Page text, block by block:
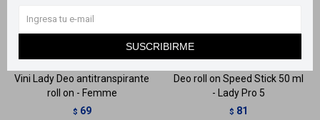
SUSCRIBIRME
LlegaHOY
Vini Lady Deo antitranspirante
roll on - Femme
$ 69
Deo roll on Speed Stick 50 ml
- Lady Pro 5
$ 81